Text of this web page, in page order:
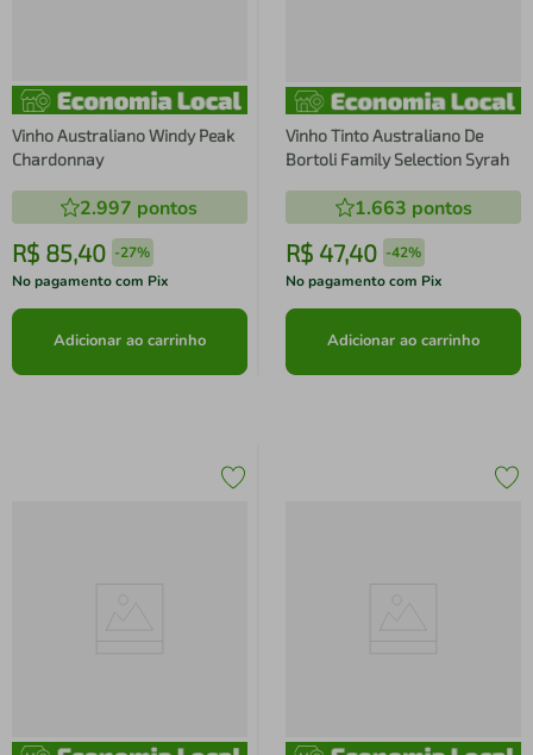
Vinho Australiano Windy Peak
Chardonnay
2.997 pontos
R$ 85,40 -27%
No pagamento com Pix
Adicionar ao carrinho
Vinho Tinto Australiano De
Bortoli Family Selection Syrah
1.663 pontos
R$ 47,40 -42%
No pagamento com Pix
Adicionar ao carrinho